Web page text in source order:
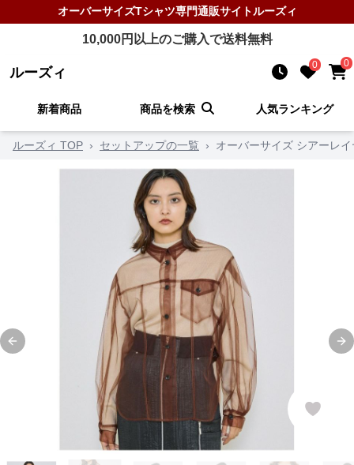
オーバーサイズTシャツ専門通販サイトルーズィ
10,000円以上のご購入で送料無料
ルーズィ 0 0
新着商品 商品を検索 人気ランキング
ルーズィ TOP › セットアップの一覧 › オーバーサイズ シアーレ
Previous slide